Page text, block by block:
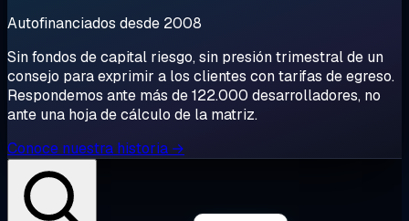
Autofinanciados desde 2008
Sin fondos de capital riesgo, sin presión trimestral de un
consejo para exprimir a los clientes con tarifas de egreso.
Respondemos ante más de 122.000 desarrolladores, no
ante una hoja de cálculo de la matriz.
Conoce nuestra historia →